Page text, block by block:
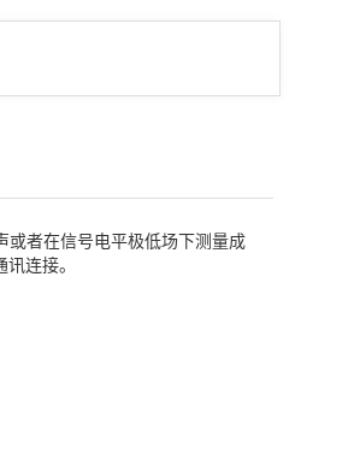
者在信号电平极低场下测量成
连接。